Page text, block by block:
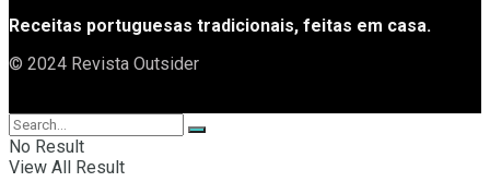
Receitas portuguesas tradicionais, feitas em casa.
© 2024 Revista Outsider
No Result
View All Result